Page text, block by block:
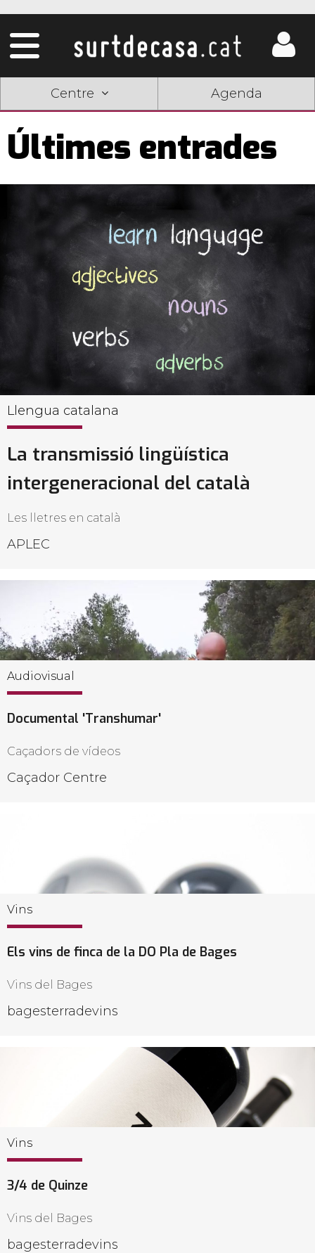
Centre Agenda
Últimes entrades
Llengua catalana
La transmissió lingüística
intergeneracional del català
Les lletres en català
APLEC
Audiovisual
Documental 'Transhumar'
Caçadors de vídeos
Caçador Centre
Vins
Els vins de finca de la DO Pla de Bages
Vins del Bages
bagesterradevins
Vins
3/4 de Quinze
Vins del Bages
bagesterradevins
Pàgines